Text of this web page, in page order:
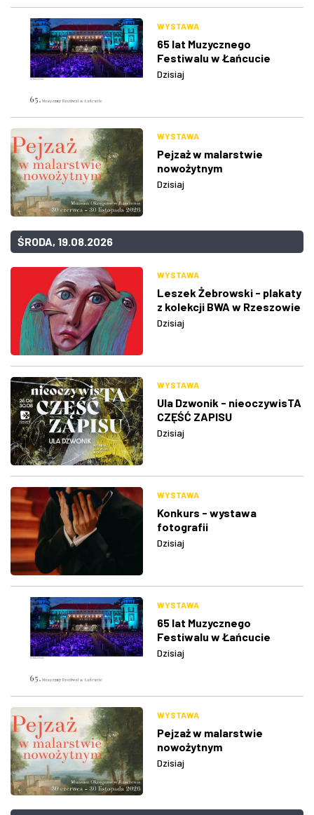
WYSTAWA
65 lat Muzycznego
Festiwalu w Łańcucie
Dzisiaj
WYSTAWA
Pejzaż w malarstwie
nowożytnym
Dzisiaj
ŚRODA, 19.08.2026
WYSTAWA
Leszek Żebrowski - plakaty
z kolekcji BWA w Rzeszowie
Dzisiaj
WYSTAWA
Ula Dzwonik - nieoczywisTA
CZĘŚĆ ZAPISU
Dzisiaj
WYSTAWA
Konkurs - wystawa
fotografii
Dzisiaj
WYSTAWA
65 lat Muzycznego
Festiwalu w Łańcucie
Dzisiaj
WYSTAWA
Pejzaż w malarstwie
nowożytnym
Dzisiaj